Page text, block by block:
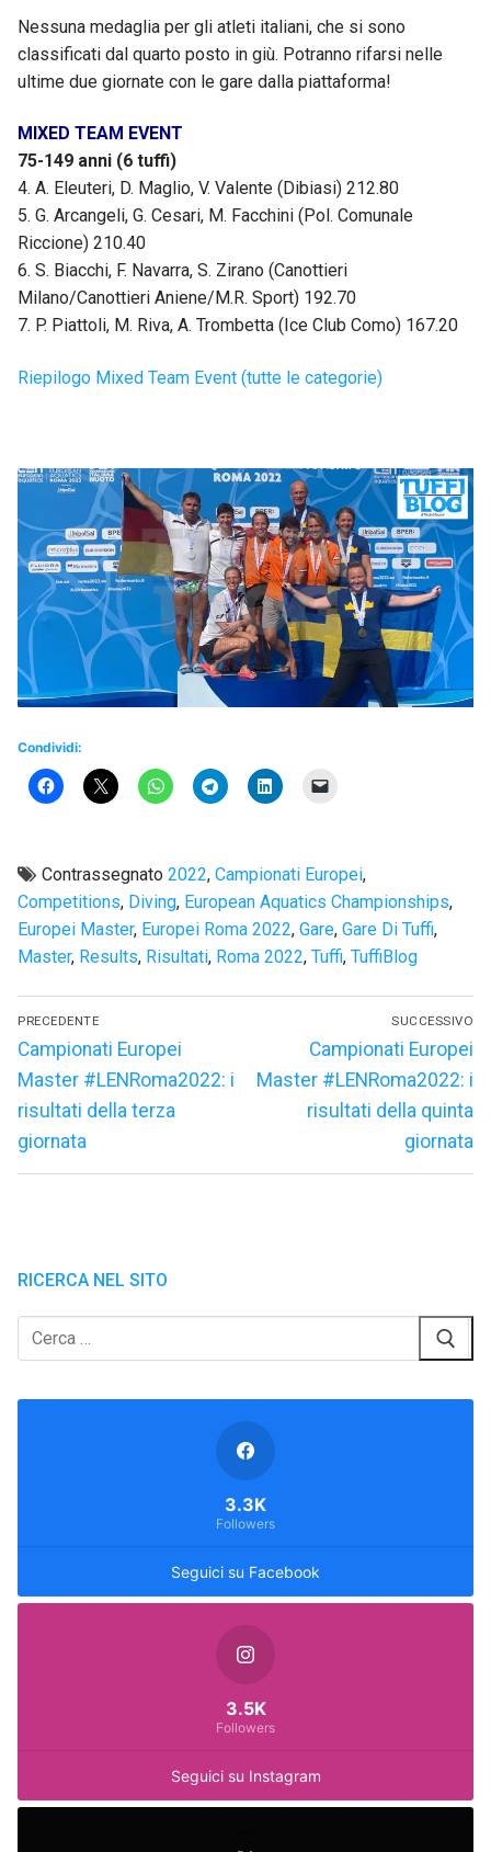
Nessuna medaglia per gli atleti italiani, che si sono
classificati dal quarto posto in giù. Potranno rifarsi nelle
ultime due giornate con le gare dalla piattaforma!
MIXED TEAM EVENT
75-149 anni (6 tuffi)
4. A. Eleuteri, D. Maglio, V. Valente (Dibiasi) 212.80
5. G. Arcangeli, G. Cesari, M. Facchini (Pol. Comunale
Riccione) 210.40
6. S. Biacchi, F. Navarra, S. Zirano (Canottieri
Milano/Canottieri Aniene/M.R. Sport) 192.70
7. P. Piattoli, M. Riva, A. Trombetta (Ice Club Como) 167.20
Riepilogo Mixed Team Event (tutte le categorie)
Condividi:
Contrassegnato 2022, Campionati Europei,
Competitions, Diving, European Aquatics Championships,
Europei Master, Europei Roma 2022, Gare, Gare Di Tuffi,
Master, Results, Risultati, Roma 2022, Tuffi, TuffiBlog
Navigazione
articoli
PRECEDENTE
Articolo
precedente:
Campionati Europei
Master #LENRoma2022: i
risultati della terza
giornata
SUCCESSIVO
Articolo
successivo:
Campionati Europei
Master #LENRoma2022: i
risultati della quinta
giornata
RICERCA NEL SITO
Cerca:
Seguici su Facebook
3.3K
Followers
Seguici su Instagram
3.5K
Followers